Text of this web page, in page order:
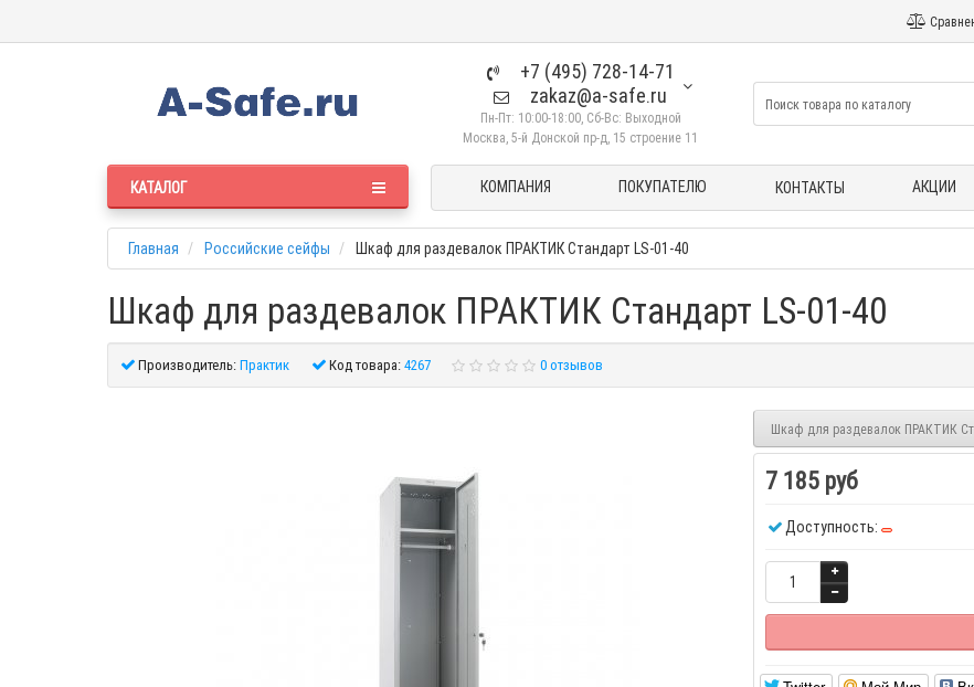
+7 (495) 728-14-71
zakaz@a-safe.ru
Пн-Пт: 10:00-18:00, Сб-Вс: Выходной
Москва, 5-й Донской пр-д, 15 строение 11
КАТАЛОГ КОМПАНИЯ ПОКУПАТЕЛЮ КОНТАКТЫ АКЦИИ
Главная Российские сейфы Шкаф для раздевалок ПРАКТИК Стандарт LS-01-40
Шкаф для раздевалок ПРАКТИК Стандарт LS-01-40
Производитель:Практик Код товара:4267 0 отзывов
Шкаф для раздевалок ПРАКТИК
7 185 руб
Доступность: